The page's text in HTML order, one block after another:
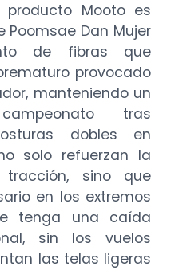
Mooto es
Poomsae Dan Mujer
de fibras que
provocado
manteniendo un
tras
dobles en
solo refuerzan la
sino que
en los extremos
tenga una caída
sin los vuelos
las telas ligeras